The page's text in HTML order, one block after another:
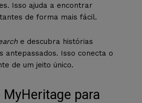
Isso ajuda a encontrar
de forma mais fácil.
e descubra histórias
antepassados. Isso conecta o
de um jeito único.
para